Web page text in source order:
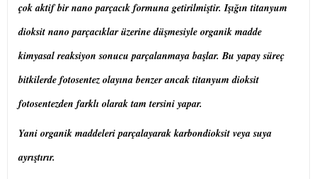
çok aktif bir nano parçacık formuna getirilmiştir. Işığın titanyum
dioksit nano parçacıklar üzerine düşmesiyle organik madde
kimyasal reaksiyon sonucu parçalanmaya başlar. Bu yapay süreç
bitkilerde fotosentez olayına benzer ancak titanyum dioksit
fotosentezden farklı olarak tam tersini yapar.
Yani organik maddeleri parçalayarak karbondioksit veya suya
ayrıştırır.